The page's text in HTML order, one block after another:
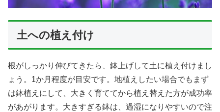
土への植え付け
根がしっかり伸びてきたら、鉢上げして土に植え付けまし
ょう。1か月程度が目安です。地植えしたい場合でもまず
は鉢植えにして、大きく育ててから植え替えた方が成功率
があがります。大きすぎる鉢は、過湿になりやすいので注